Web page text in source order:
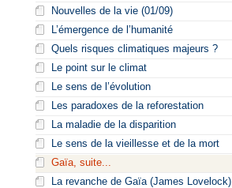
Nouvelles de la vie (01/09)
L’émergence de l’humanité
Quels risques climatiques majeurs ?
Le point sur le climat
Le sens de l’évolution
Les paradoxes de la reforestation
La maladie de la disparition
Le sens de la vieillesse et de la mort
Gaïa, suite...
La revanche de Gaïa (James Lovelock)